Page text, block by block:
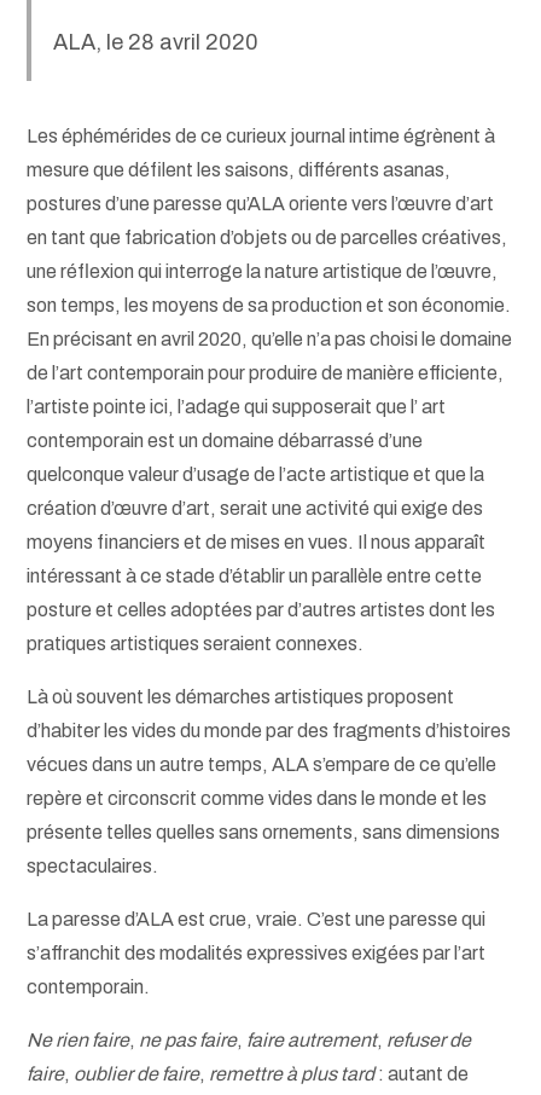
ALA, le 28 avril 2020
Les éphémérides de ce curieux journal intime égrènent à
mesure que défilent les saisons, différents asanas,
postures d’une paresse qu’ALA oriente vers l’œuvre d’art
en tant que fabrication d’objets ou de parcelles créatives,
une réflexion qui interroge la nature artistique de l’œuvre,
son temps, les moyens de sa production et son économie.
En précisant en avril 2020, qu’elle n’a pas choisi le domaine
de l’art contemporain pour produire de manière efficiente,
l’artiste pointe ici, l’adage qui supposerait que l’ art
contemporain est un domaine débarrassé d’une
quelconque valeur d’usage de l’acte artistique et que la
création d’œuvre d’art, serait une activité qui exige des
moyens financiers et de mises en vues. Il nous apparaît
intéressant à ce stade d’établir un parallèle entre cette
posture et celles adoptées par d’autres artistes dont les
pratiques artistiques seraient connexes.
Là où souvent les démarches artistiques proposent
d’habiter les vides du monde par des fragments d’histoires
vécues dans un autre temps, ALA s’empare de ce qu’elle
repère et circonscrit comme vides dans le monde et les
présente telles quelles sans ornements, sans dimensions
spectaculaires.
La paresse d’ALA est crue, vraie. C’est une paresse qui
s’affranchit des modalités expressives exigées par l’art
contemporain.
Ne rien faire, ne pas faire, faire autrement, refuser de
faire, oublier de faire, remettre à plus tard: autant de